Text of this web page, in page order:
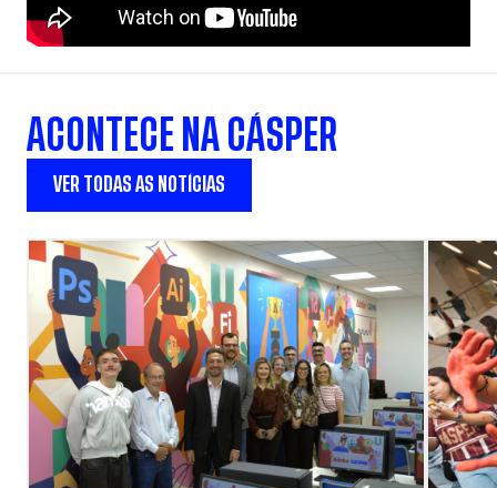
ACONTECE NA CÁSPER
VER TODAS AS NOTÍCIAS